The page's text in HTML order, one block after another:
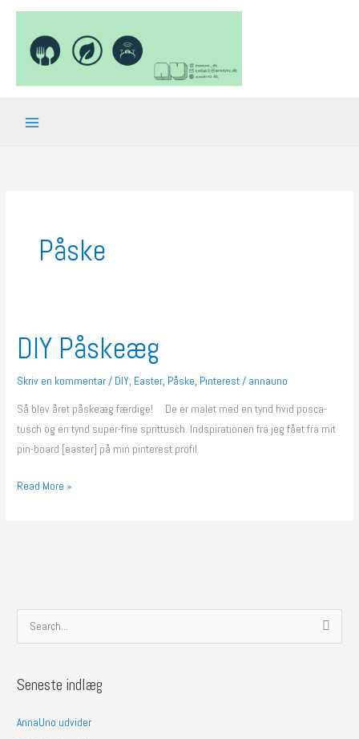
indholdet
Påske
DIY Påskeæg
Skriv en kommentar/ DIY, Easter, Påske, Pinterest/ annauno
Så blev året påskeæg færdige! De er malet med en tynd hvid posca-
tusch og en tynd super-fine sprittusch. Indspirationen fra jeg fået fra mit
pin-board [easter] på min pinterest profil.
DIY
Påskeæg
Read More »
e
f
Seneste indlæg
AnnaUno udvider